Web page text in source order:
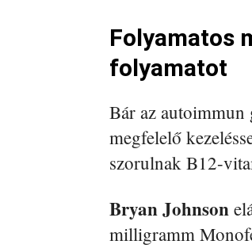
Folyamatos
folyamatot
Bár az
megfelelő
szorulnak B12-
Bryan Johnson
milligramm